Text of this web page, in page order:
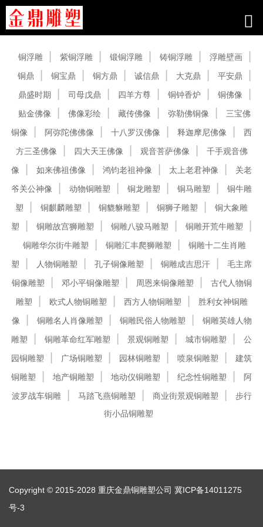
铜浮雕 紫铜浮雕 锻铜浮雕 铸铜浮雕
浮雕壁画
铜鼎
铜宝鼎 铜方鼎 诚信鼎 大克鼎
平安鼎
鼎盛时期
司母戊鼎 四羊方尊 铜钟香炉
铜佛像
贴金佛像
佛像彩绘 藏传佛像 弥勒佛铜像
三宝佛
铜像
阿弥陀佛佛像 十八罗汉佛像 释迦摩尼佛像
西
方三圣佛像
四大天王佛像 观音菩萨佛像
千手观音佛
像
如来佛祖佛像 鸿钧老祖神像 太上老君神像
关老
爷关公神像
动物铜雕塑 铜龙雕塑 铜马雕塑
铜牛雕
塑
铜麒麟雕塑 铜貔貅雕塑 铜狮子雕塑
铜大象雕
塑
铜雕故宫狮雕塑 铜雕八骏马雕塑
铜雕开荒牛雕塑
铜雕华尔街牛雕塑
铜雕汇丰爬狮雕塑
铜雕十二生肖雕
塑
人物铜雕塑 孔子铜像雕塑 铜雕成吉思汗
毛主席
铜像雕塑
邓小平铜像雕塑 周恩来铜像雕塑
古代人物铜
雕塑
欧式人物铜雕塑 西方人物铜雕塑
胜利女神铜雕
像
铜雕名人肖像雕塑 铜雕民俗人物雕塑
铜雕英雄人物
雕塑
铜雕革命红军雕塑 景观铜雕塑 城市铜雕塑
公
园铜雕塑
广场铜雕塑 园林铜雕塑 喷泉铜雕塑
建筑
铜雕塑
地产铜雕塑 地动仪铜雕塑 纪念性铜雕塑
阿
波罗战车铜雕
马踏飞燕铜雕塑 商业街景观铜雕塑
步行
街小品铜雕塑
Copyright © 2015-2028 重庆金鼎铜雕塑公司 冀ICP备14011275
号-3